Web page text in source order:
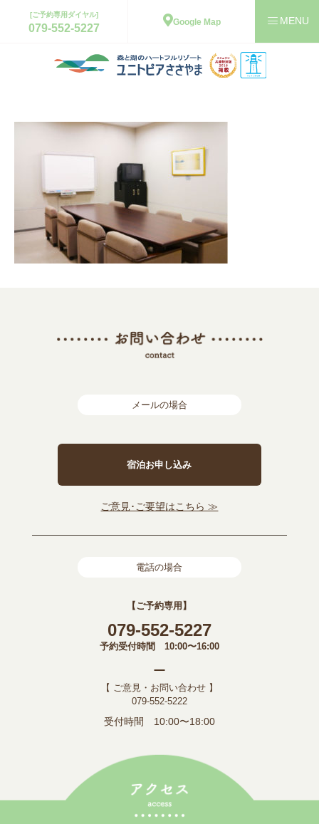
[ご予約専用ダイヤル]
079-552-5227 Google Map
メールの場合
宿泊お申し込み
ご意見･ご要望はこちら ≫
電話の場合
【ご予約専用】
079-552-5227
予約受付時間 10:00〜16:00
【 ご意見・お問い合わせ 】
079-552-5222
受付時間 10:00〜18:00